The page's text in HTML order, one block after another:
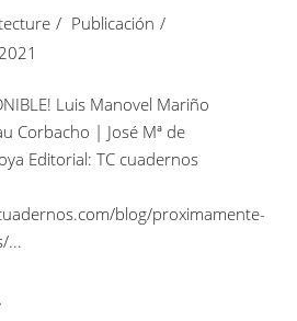
Publicación
Luis Manovel Mariño
Corbacho | José Mª de
Editorial: TC cuadernos
blog/proximamente-